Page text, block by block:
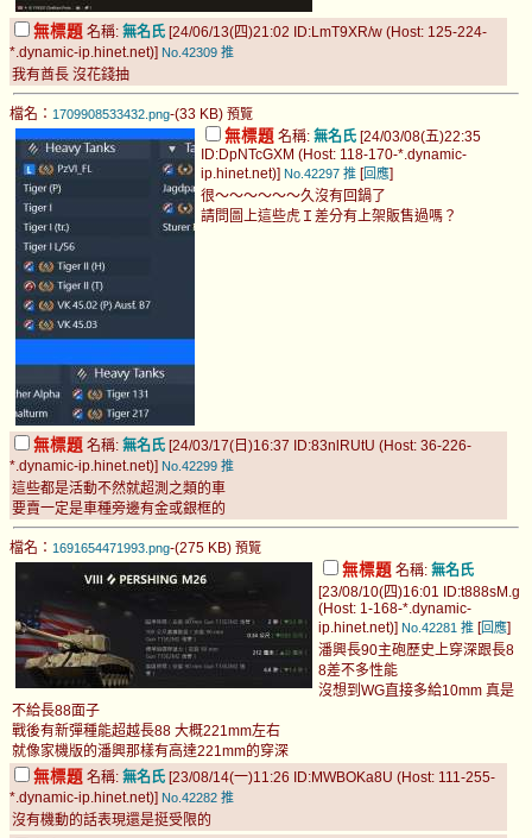
無標題 名稱: 無名氏 [24/06/13(四)21:02 ID:LmT9XR/w (Host: 125-224-
*.dynamic-ip.hinet.net)] No.42309 推
我有酋長 沒花錢抽
檔名： 1709908533432.png-(33 KB) 預覽
無標題 名稱: 無名氏 [24/03/08(五)22:35
ID:DpNTcGXM (Host: 118-170-*.dynamic-
ip.hinet.net)] No.42297 推 [回應]
很～～～～～～久沒有回鍋了
請問圖上這些虎Ｉ差分有上架販售過嗎？
無標題 名稱: 無名氏 [24/03/17(日)16:37 ID:83nlRUtU (Host: 36-226-
*.dynamic-ip.hinet.net)] No.42299 推
這些都是活動不然就超測之類的車
要賣一定是車種旁邊有金或銀框的
檔名： 1691654471993.png-(275 KB) 預覽
無標題 名稱: 無名氏
[23/08/10(四)16:01 ID:t888sM.g
(Host: 1-168-*.dynamic-
ip.hinet.net)] No.42281 推 [回應]
潘興長90主砲歷史上穿深跟長8
8差不多性能
沒想到WG直接多給10mm 真是
不給長88面子
戰後有新彈種能超越長88 大概221mm左右
就像家機版的潘興那樣有高達221mm的穿深
無標題 名稱: 無名氏 [23/08/14(一)11:26 ID:MWBOKa8U (Host: 111-255-
*.dynamic-ip.hinet.net)] No.42282 推
沒有機動的話表現還是挺受限的